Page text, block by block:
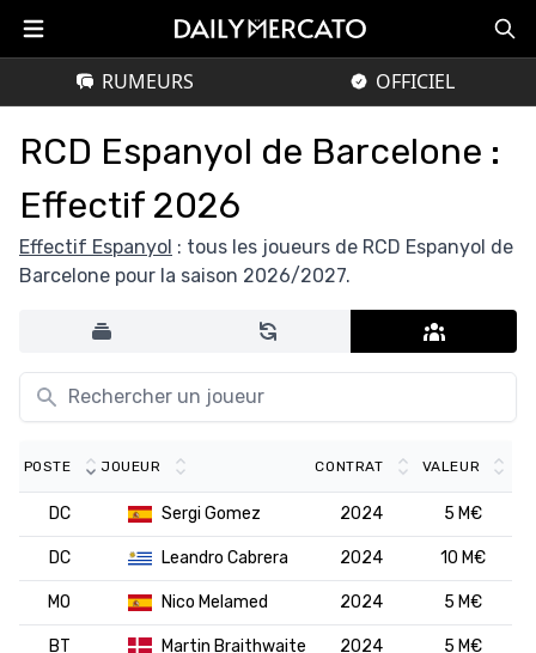
RUMEURS OFFICIEL
RCD Espanyol de Barcelone :
Effectif 2026
Effectif Espanyol : tous les joueurs de RCD Espanyol de
Barcelone pour la saison 2026/2027.
POSTE JOUEUR CONTRAT VALEUR
DC Sergi Gomez 2024 5 M€
DC Leandro Cabrera 2024 10 M€
MO Nico Melamed 2024 5 M€
BT Martin Braithwaite 2024 5 M€